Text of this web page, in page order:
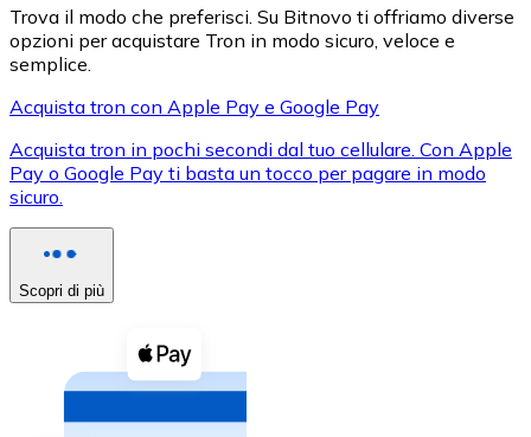
XRP
XRP
Vedi tutto
Buoni cripto
Acquista criptovalute in contanti e altri mezzi di
Acquista con contanti
Trova il modo che preferisci. Su Bitnovo ti offriamo diverse
opzioni per acquistare Tron in modo sicuro, veloce e
semplice.
Acquista tron con Apple Pay e Google Pay
Acquista tron in pochi secondi dal tuo cellulare. Con Apple
Pay o Google Pay ti basta un tocco per pagare in modo
sicuro.
Scopri di più